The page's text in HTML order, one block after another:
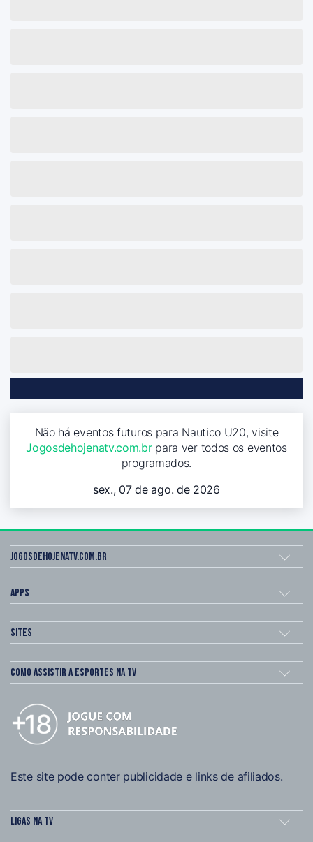
Não há eventos futuros para Nautico U20, visite
Jogosdehojenatv.com.brpara ver todos os eventos
programados.
sex., 07 de ago. de 2026
Jogosdehojenatv.com.br
Apps
Sites
Como assistir a esportes na TV
Este site pode conter publicidade e links de afiliados.
Ligas na TV